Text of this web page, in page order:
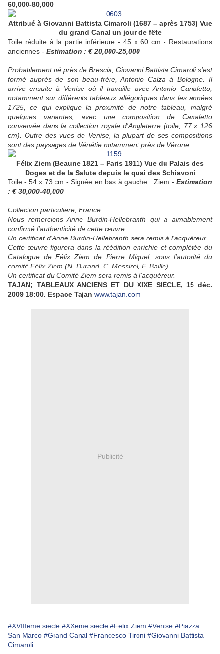
60,000-80,000
Attribué à Giovanni Battista Cimaroli (1687 – après 1753) Vue
du grand Canal un jour de fête
Toile réduite à la partie inférieure - 45 x 60 cm - Restaurations
anciennes - Estimation : € 20,000-25,000
Probablement né près de Brescia, Giovanni Battista Cimaroli s'est
formé auprès de son beau-frère, Antonio Calza à Bologne. Il
arrive ensuite à Venise où il travaille avec Antonio Canaletto,
notamment sur différents tableaux allégoriques dans les années
1725, ce qui explique la proximité de notre tableau, malgré
quelques variantes, avec une composition de Canaletto
conservée dans la collection royale d'Angleterre (toile, 77 x 126
cm). Outre des vues de Venise, la plupart de ses compositions
sont des paysages de Vénétie notamment près de Vérone.
Félix Ziem (Beaune 1821 – Paris 1911) Vue du Palais des
Doges et de la Salute depuis le quai des Schiavoni
Toile - 54 x 73 cm - Signée en bas à gauche : Ziem - Estimation
: € 30,000-40,000
Collection particulière, France.
Nous remercions Anne Burdin-Hellebranth qui a aimablement
confirmé l'authenticité de cette œuvre.
Un certificat d'Anne Burdin-Hellebranth sera remis à l'acquéreur.
Cette œuvre figurera dans la réédition enrichie et complétée du
Catalogue de Félix Ziem de Pierre Miquel, sous l'autorité du
comité Félix Ziem (N. Durand, C. Messirel, F. Baille).
Un certificat du Comité Ziem sera remis à l'acquéreur.
TAJAN; TABLEAUX ANCIENS ET DU XIXE SIÈCLE, 15 déc.
2009 18:00, Espace Tajan www.tajan.com
Publicité
#XVIIIème siècle #XXème siècle #Félix Ziem #Venise #Piazza
San Marco #Grand Canal #Francesco Tironi #Giovanni Battista
Cimaroli